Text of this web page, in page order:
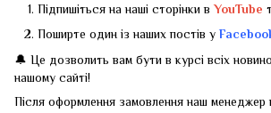
Підпишіться на наші сторінки вYouTube
Поширте один із наших постів у
🔔 Це дозволить вам бути в курсі всіх
нашому сайті!
Після оформлення замовлення наш менеджер